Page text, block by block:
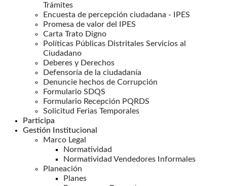
Trámites
Encuesta de percepción ciudadana - IPES
Promesa de valor del IPES
Carta Trato Digno
Políticas Públicas Distritales Servicios al
Ciudadano
Deberes y Derechos
Defensoría de la ciudadanía
Denuncie hechos de Corrupción
Formulario SDQS
Formulario Recepción PQRDS
Solicitud Ferias Temporales
Participa
Gestión Institucional
Marco Legal
Normatividad
Normatividad Vendedores Informales
Planeación
Planes